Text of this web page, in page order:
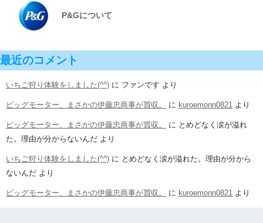
P&Gについて
最近のコメント
いちご狩り体験をしました(^^) に ファンです より
ビッグモーター、まさかの伊藤忠商事が買収。 に kuroemonn0821 より
ビッグモーター、まさかの伊藤忠商事が買収。 に とめどなく涙が溢れ
た。理由が分からないんだ より
いちご狩り体験をしました(^^) に とめどなく涙が溢れた。理由が分から
ないんだ より
ビッグモーター、まさかの伊藤忠商事が買収。 に kuroemonn0821 より